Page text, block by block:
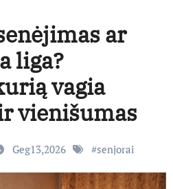
ar
liga?
vagia
vienišumas
Geg13,2026 #senjorai